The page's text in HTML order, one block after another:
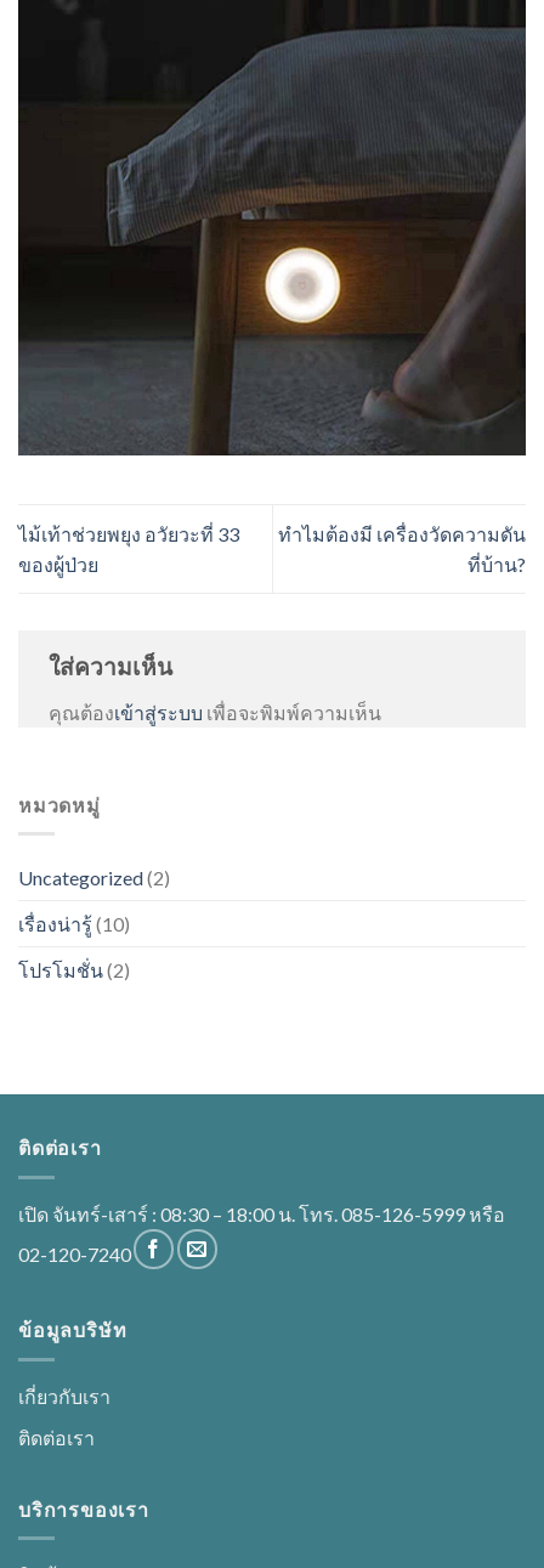
ไม้เท้าช่วยพยุง อวัยวะที่ 33
ของผู้ป่วย
ทำไมต้องมี เครื่องวัดความดัน
ที่บ้าน?
ใส่ความเห็น
คุณต้องเข้าสู่ระบบ เพื่อจะพิมพ์ความเห็น
หมวดหมู่
Uncategorized(2)
เรื่องน่ารู้ (10)
โปรโมชั่น(2)
ติดต่อเรา
เปิด จันทร์-เสาร์ : 08:30 – 18:00 น. โทร. 085-126-5999 หรือ
02-120-7240
ข้อมูลบริษัท
เกี่ยวกับเรา
ติดต่อเรา
บริการของเรา